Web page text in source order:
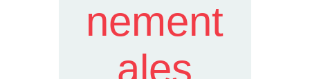
nement
ales